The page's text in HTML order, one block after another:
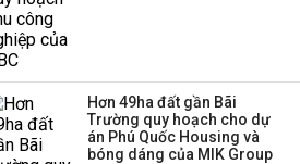
Hơn 49ha đất gần Bãi
Trường quy hoạch cho dự
án Phú Quốc Housing và
bóng dáng của MIK Group